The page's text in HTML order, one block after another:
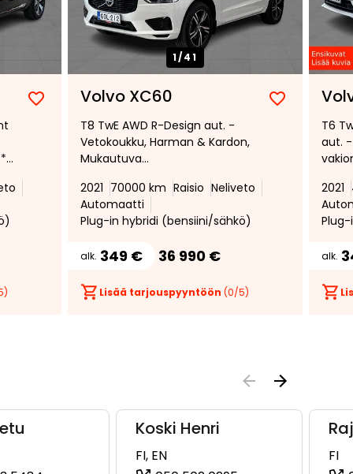
Lisää
suosikiksi
Poista
suosikeista
1/41
Volvo XC60
Lisää
suosikiksi
Poista
T8 TwE AWD R-Design aut. -
Vetokoukku, Harman & Kardon,
Mukautuva
Seisontalämmitys, Volvo on Call,
Avaimeton järjestelmä
2021 70000 km Raisio Neliveto
Automaatti
Plug-in hybridi (bensiini/sähkö)
alk. 349 € 36 990 €
Lisää tarjouspyyntöön (0/5)
T6
aut.
VOC
2021
alk.
Koski Henri
FI, EN
FI